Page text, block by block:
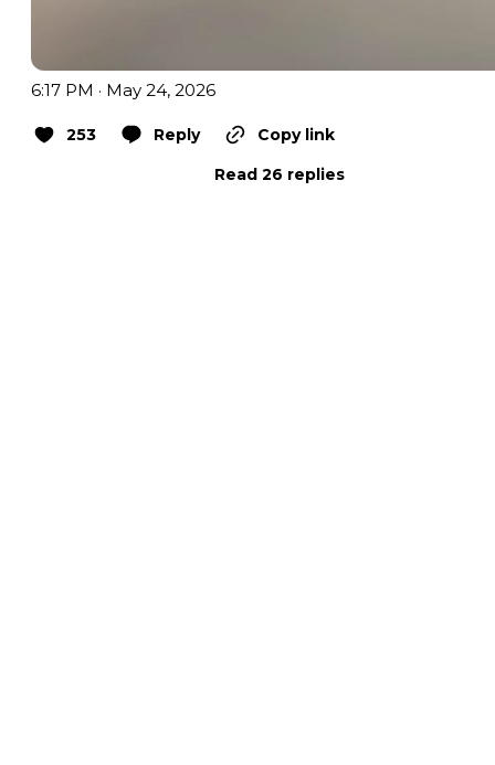
6:17 PM · May 24, 2026
253 Reply
Copy link
Read 26 replies